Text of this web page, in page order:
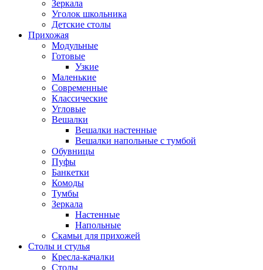
Зеркала
Уголок школьника
Детские столы
Прихожая
Модульные
Готовые
Узкие
Маленькие
Современные
Классические
Угловые
Вешалки
Вешалки настенные
Вешалки напольные с тумбой
Обувницы
Пуфы
Банкетки
Комоды
Тумбы
Зеркала
Настенные
Напольные
Скамьи для прихожей
Столы и стулья
Кресла-качалки
Столы